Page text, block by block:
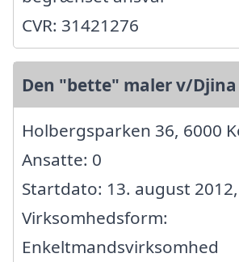
CVR: 31421276
Den "bette" maler v/
Holbergsparken 36, 6000
Ansatte: 0
Startdato: 13. august 2012,
Virksomhedsform:
Enkeltmandsvirksomhed